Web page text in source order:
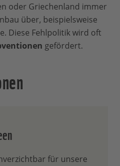
oder Griechenland immer
über, beispielsweise
Diese Fehlpolitik wird oft
gefördert.
für unsere